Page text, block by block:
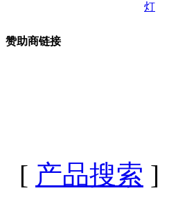
灯
赞助商链接
[ 产品搜索 ]